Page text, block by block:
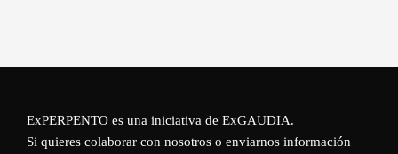
ExPERPENTO es una iniciativa de ExGAUDIA.
Si quieres colaborar con nosotros o enviarnos información